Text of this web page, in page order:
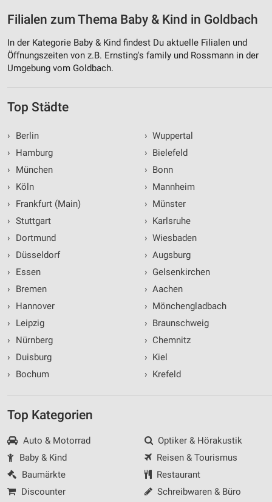
Filialen zum Thema Baby & Kind in Goldbach
In der Kategorie Baby & Kind findest Du aktuelle Filialen und
Öffnungszeiten von z.B. Ernsting's family und Rossmann in der
Umgebung vom Goldbach.
Top Städte
›
Berlin
›
Hamburg
›
München
›
Köln
›
Frankfurt (Main)
› Stuttgart
›
Dortmund
›
Düsseldorf
›
Essen
›
Bremen
›
Hannover
›
Leipzig
›
Nürnberg
›
Duisburg
›
Bochum
› Wuppertal
› Bielefeld
› Bonn
› Mannheim
› Münster
› Karlsruhe
› Wiesbaden
› Augsburg
› Gelsenkirchen
› Aachen
› Mönchengladbach
› Braunschweig
› Chemnitz
› Kiel
› Krefeld
Top Kategorien
Auto & Motorrad
Baby & Kind
Baumärkte
Discounter
Optiker & Hörakustik
Reisen & Tourismus
Restaurant
Schreibwaren & Büro